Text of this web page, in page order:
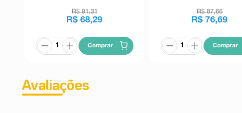
R$ 91,31
R$ 68,29
Comprar
R$ 87,66
R$ 76,69
Comprar
Avaliações